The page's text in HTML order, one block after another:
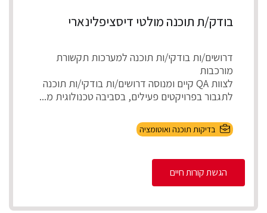
בודק/ת תוכנה מולטי דיסציפלינארי
דרושים/ות בודקי/ות תוכנה למערכות תקשורת
מורכבות
לצוות QA קיים ומנוסה דרושים/ות בודקי/ות תוכנה
לתגבור בפרויקטים פעילים, בסביבה טכנולוגית מ...
בדיקות תוכנה ואוטומציה
הגשת קורות חיים